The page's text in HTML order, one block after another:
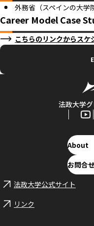
外務省（スペインの大学
Career Model Case
こちらのリンクからスケ
法政大学
About
お問合
法政大学公式サイト
リンク